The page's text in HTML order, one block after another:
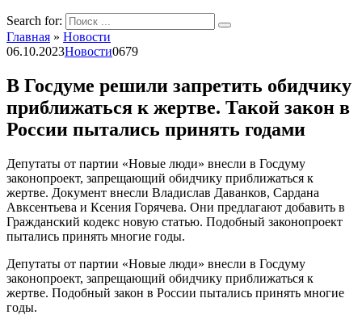
Search for:
Главная » Новости
06.10.2023Новости0679
В Госдуме решили запретить обидчику
приближаться к жертве. Такой закон в
России пытались принять годами
Депутаты от партии «Новые люди» внесли в Госдуму
законопроект, запрещающий обидчику приближаться к
жертве. Документ внесли Владислав Даванков, Сардана
Авксентьева и Ксения Горячева. Они предлагают добавить в
Гражданский кодекс новую статью. Подобный законопроект
пытались принять многие годы.
Депутаты от партии «Новые люди» внесли в Госдуму
законопроект, запрещающий обидчику приближаться к
жертве. Подобный закон в России пытались принять многие
годы.